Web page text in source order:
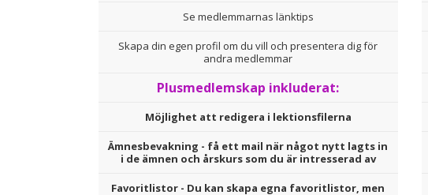
Se medlemmarnas länktips
Skapa din egen profil om du vill och presentera dig för
andra medlemmar
Plusmedlemskap inkluderat:
Möjlighet att redigera i lektionsfilerna
Ämnesbevakning - få ett mail när något nytt lagts in
i de ämnen och årskurs som du är intresserad av
Favoritlistor - Du kan skapa egna favoritlistor, men